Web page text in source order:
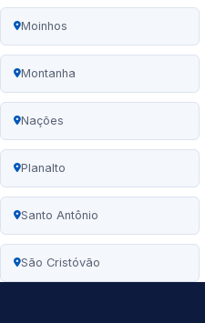
Moinhos
Montanha
Nações
Planalto
Santo Antônio
São Cristóvão